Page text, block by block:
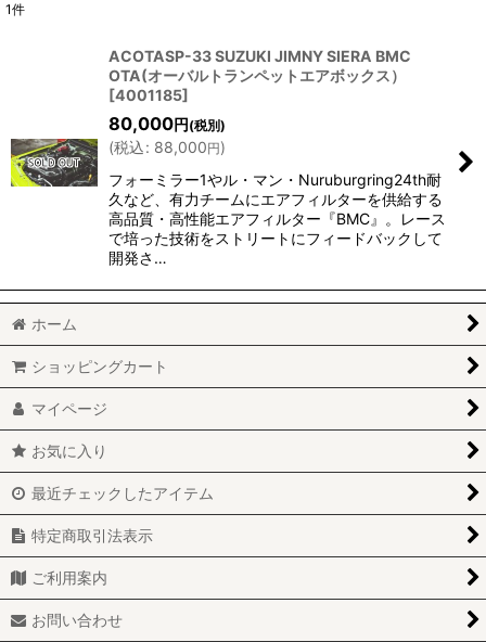
絞り込む
1件
ACOTASP-33 SUZUKI JIMNY SIERA BMC
OTA(オーバルトランペットエアボックス）
[4001185]
80,000円 (税別)
(税込: 88,000円)
フォーミラー1やル・マン・Nuruburgring24th耐
久など、有力チームにエアフィルターを供給する
高品質・高性能エアフィルター『BMC』。レース
で培った技術をストリートにフィードバックして
開発さ…
ホーム
ショッピングカート
マイページ
お気に入り
最近チェックしたアイテム
特定商取引法表示
ご利用案内
お問い合わせ